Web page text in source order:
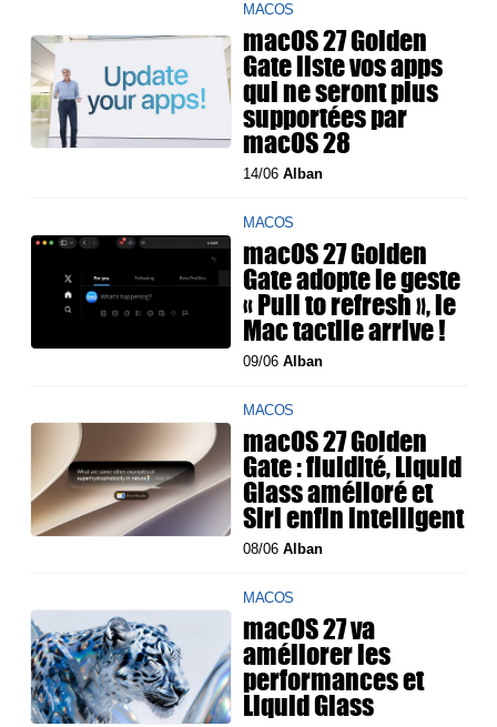
MACOS
macOS 27 Golden
Gate liste vos apps
qui ne seront plus
supportées par
macOS 28
14/06Alban
MACOS
macOS 27 Golden
Gate adopte le geste
« Pull to refresh », le
Mac tactile arrive !
09/06Alban
MACOS
macOS 27 Golden
Gate : fluidité, Liquid
Glass amélioré et
Siri enfin intelligent
08/06Alban
MACOS
macOS 27 va
améliorer les
performances et
Liquid Glass